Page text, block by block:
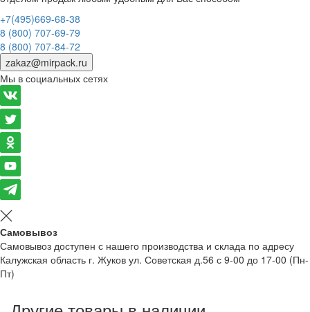
+7(495)669-68-38
8 (800) 707-69-79
8 (800) 707-84-72
zakaz@mirpack.ru
Мы в социальных сетях
Самовывоз
Самовывоз доступен с нашего производства и склада по адресу
Калужская область г. Жуков ул. Советская д.56 с 9-00 до 17-00 (Пн-
Пт)